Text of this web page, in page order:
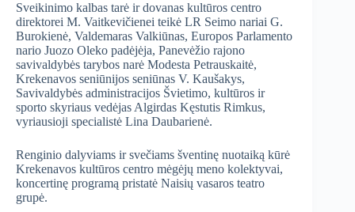
Sveikinimo kalbas tarė ir dovanas kultūros centro
direktorei M. Vaitkevičienei teikė LR Seimo nariai G.
Burokienė, Valdemaras Valkiūnas, Europos Parlamento
nario Juozo Oleko padėjėja, Panevėžio rajono
savivaldybės tarybos narė Modesta Petrauskaitė,
Krekenavos seniūnijos seniūnas V. Kaušakys,
Savivaldybės administracijos Švietimo, kultūros ir
sporto skyriaus vedėjas Algirdas Kęstutis Rimkus,
vyriausioji specialistė Lina Daubarienė.
Renginio dalyviams ir svečiams šventinę nuotaiką kūrė
Krekenavos kultūros centro mėgėjų meno kolektyvai,
koncertinę programą pristatė Naisių vasaros teatro
grupė.